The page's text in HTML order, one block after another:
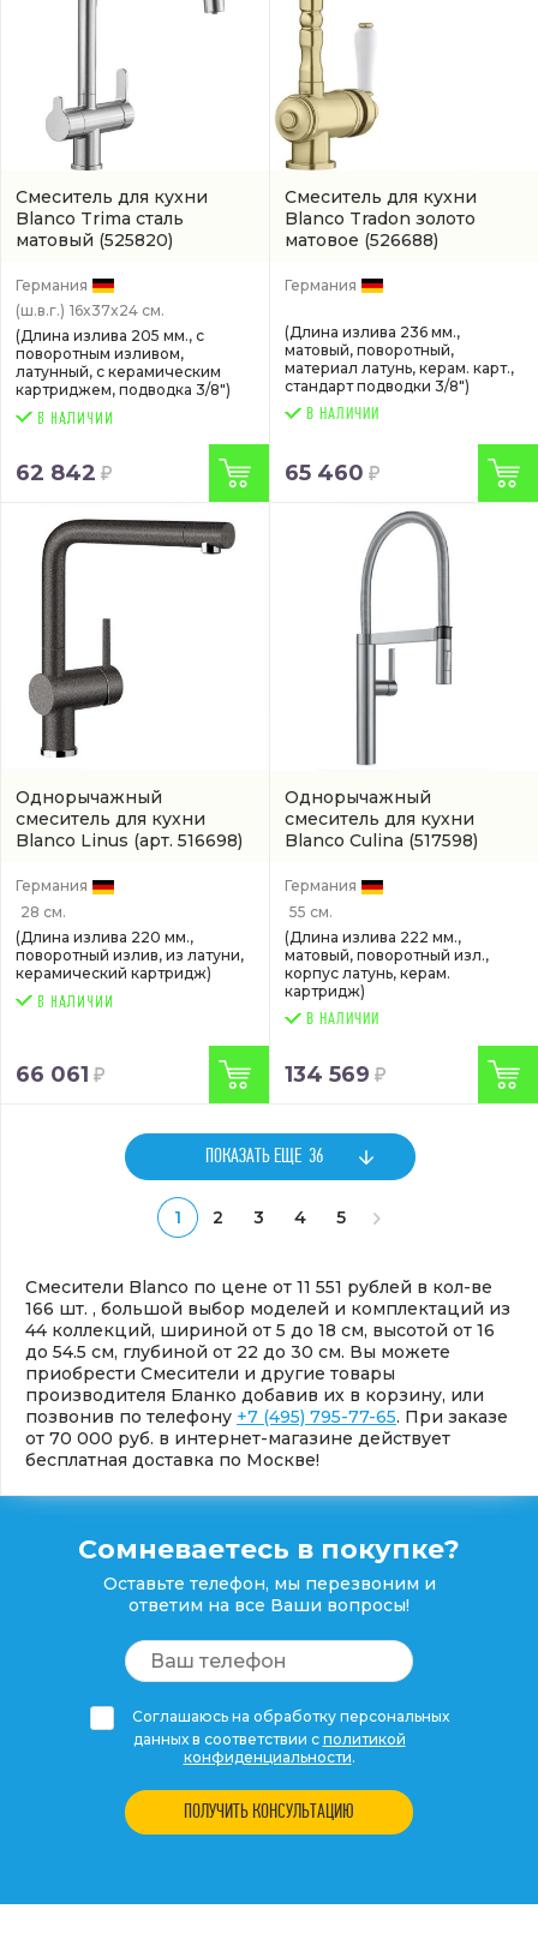
Смеситель для кухни
Blanco Trima сталь
матовый (525820)
Германия
(ш.в.г.) 16x37x24 см.
(Длина излива 205 мм., с
поворотным изливом,
латунный, с керамическим
картриджем, подводка 3/8")
62 842
Смеситель для кухни
Blanco Tradon золото
матовое (526688)
Германия
(Длина излива 236 мм.,
матовый, поворотный,
материал латунь, керам. карт.,
стандарт подводки 3/8")
В НАЛИЧИИ
65 460
Однорычажный
смеситель для кухни
Blanco Linus (арт. 516698)
Германия
28 см.
(Длина излива 220 мм.,
поворотный излив, из латуни,
керамический картридж)
66 061
Однорычажный
смеситель для кухни
Blanco Culina (517598)
Германия
55 см.
(Длина излива 222 мм.,
матовый, поворотный изл.,
корпус латунь, керам.
картридж)
В НАЛИЧИИ
134 569
ПОКАЗАТЬ ЕЩЕ 36
1 2 3 4 5
Смесители Blanco по цене от 11 551 рублей в кол-ве
166 шт. , большой выбор моделей и комплектаций из
44 коллекций, шириной от 5 до 18 см, высотой от 16
до 54.5 см, глубиной от 22 до 30 см. Вы можете
приобрести Смесители и другие товары
производителя Бланко добавив их в корзину, или
позвонив по телефону +7 (495) 795-77-65. При заказе
от 70 000 руб. в интернет-магазине действует
бесплатная доставка по Москве!
Сомневаетесь в покупке?
Оставьте телефон, мы перезвоним и
ответим на все Ваши вопросы!
Соглашаюсь на обработку персональных
данных в соответствии с политикой
конфиденциальности.
ПОЛУЧИТЬ КОНСУЛЬТАЦИЮ